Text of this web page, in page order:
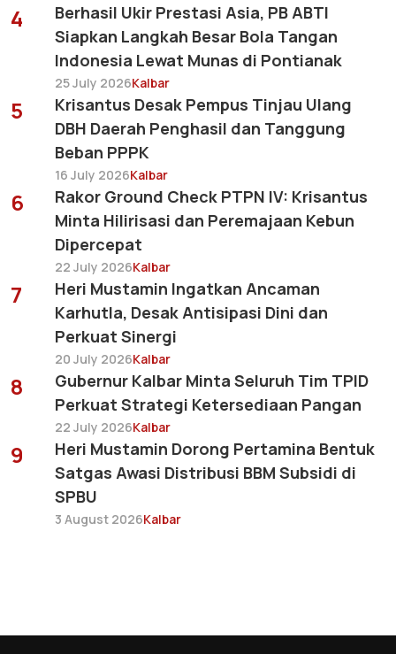
4
Berhasil Ukir Prestasi Asia, PB ABTI
Siapkan Langkah Besar Bola Tangan
Indonesia Lewat Munas di Pontianak
25 July 2026Kalbar
5
Krisantus Desak Pempus Tinjau Ulang
DBH Daerah Penghasil dan Tanggung
Beban PPPK
16 July 2026Kalbar
6
Rakor Ground Check PTPN IV: Krisantus
Minta Hilirisasi dan Peremajaan Kebun
Dipercepat
22 July 2026Kalbar
7
Heri Mustamin Ingatkan Ancaman
Karhutla, Desak Antisipasi Dini dan
Perkuat Sinergi
20 July 2026Kalbar
8
Gubernur Kalbar Minta Seluruh Tim TPID
Perkuat Strategi Ketersediaan Pangan
22 July 2026Kalbar
9
Heri Mustamin Dorong Pertamina Bentuk
Satgas Awasi Distribusi BBM Subsidi di
SPBU
3 August 2026Kalbar